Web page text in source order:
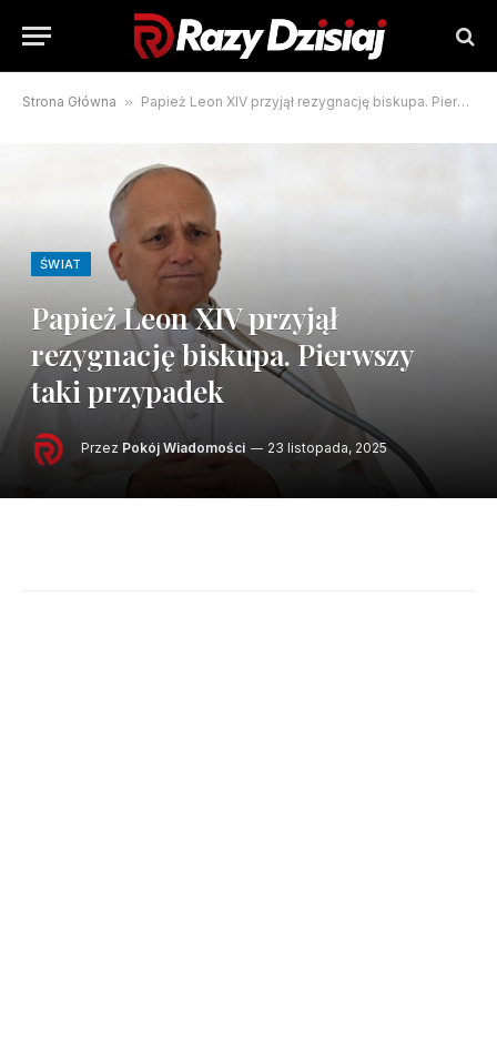
Strona Główna » Papież Leon XIV przyjął rezygnację biskupa. Pierwszy taki przypadek
ŚWIAT
Papież Leon XIV przyjął
rezygnację biskupa. Pierwszy
taki przypadek
Przez Pokój Wiadomości 23 listopada, 2025